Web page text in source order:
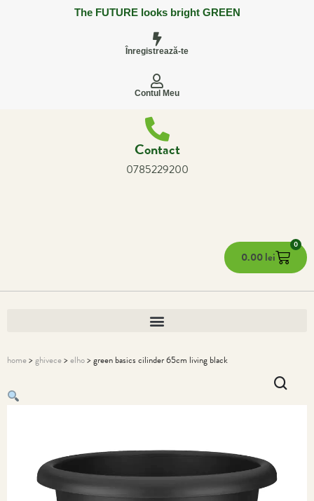
The FUTURE looks bright GREEN
Înregistrează-te
Contul Meu
Contact
0785229200
0.00lei
0
home>ghivece>elho> green basics cilinder 65cm living black